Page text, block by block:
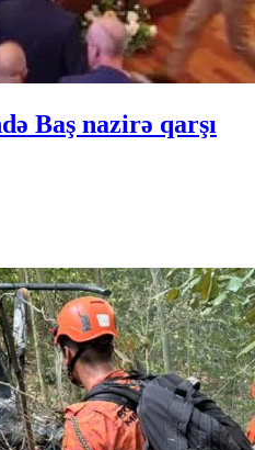
Baş nazirə qarşı